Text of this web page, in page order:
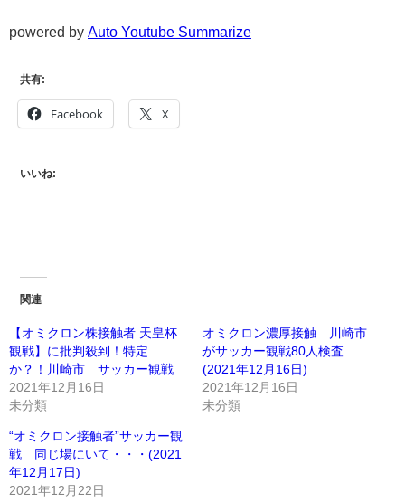
powered by Auto Youtube Summarize
共有:
Facebook X
いいね:
関連
【オミクロン株接触者 天皇杯
観戦】に批判殺到！特定
か？！川崎市 サッカー観戦
2021年12月16日
未分類
オミクロン濃厚接触 川崎市
がサッカー観戦80人検査
(2021年12月16日)
2021年12月16日
未分類
“オミクロン接触者”サッカー観
戦 同じ場にいて・・・(2021
年12月17日)
2021年12月22日